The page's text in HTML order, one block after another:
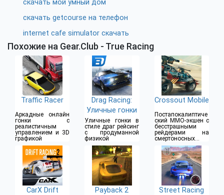
скачать мой умный дом
скачать getcourse на телефон
internet cafe simulator скачать
Похожие на Gear.Club - True Racing
Traffic Racer
Аркадные онлайн
гонки с
реалистичным
управлением и 3D
графикой
Drag Racing:
Уличные гонки
Уличные гонки в
стиле драг рейсинг
с продуманной
физикой
Crossout Mobile
Постапокалиптиче
ский MMO-экшен с
бесстрашными
рейдерами на
смертоносных
бронемобилях
CarX Drift
Payback 2
Street Racing